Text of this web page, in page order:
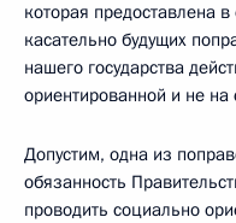
которая предоставлена
касательно будущих
нашего государства
ориентированной и не на
Допустим, одна из
обязанность
проводить социально